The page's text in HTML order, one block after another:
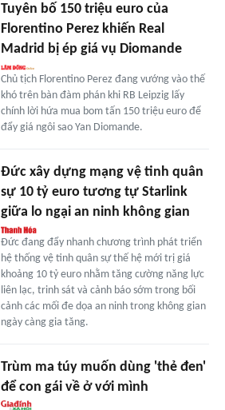
Tuyên bố 150 triệu euro của
Florentino Perez khiến Real
Madrid bị ép giá vụ Diomande
Chủ tịch Florentino Perez đang vướng vào thế
khó trên bàn đàm phán khi RB Leipzig lấy
chính lời hứa mua bom tấn 150 triệu euro để
đẩy giá ngôi sao Yan Diomande.
Đức xây dựng mạng vệ tinh quân
sự 10 tỷ euro tương tự Starlink
giữa lo ngại an ninh không gian
Đức đang đẩy nhanh chương trình phát triển
hệ thống vệ tinh quân sự thế hệ mới trị giá
khoảng 10 tỷ euro nhằm tăng cường năng lực
liên lạc, trinh sát và cảnh báo sớm trong bối
cảnh các mối đe dọa an ninh trong không gian
ngày càng gia tăng.
Trùm ma túy muốn dùng 'thẻ đen'
để con gái về ở với mình